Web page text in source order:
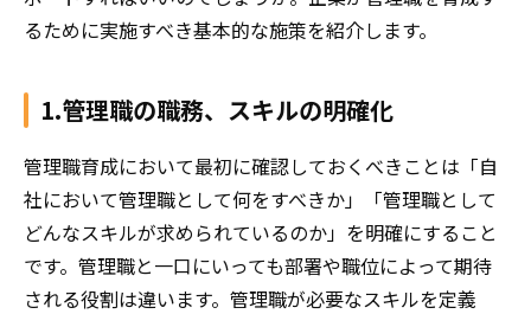
るために実施すべき基本的な施策を紹介します。
1.管理職の職務、スキルの明確化
管理職育成において最初に確認しておくべきことは「自
社において管理職として何をすべきか」「管理職として
どんなスキルが求められているのか」を明確にすること
です。管理職と一口にいっても部署や職位によって期待
される役割は違います。管理職が必要なスキルを定義